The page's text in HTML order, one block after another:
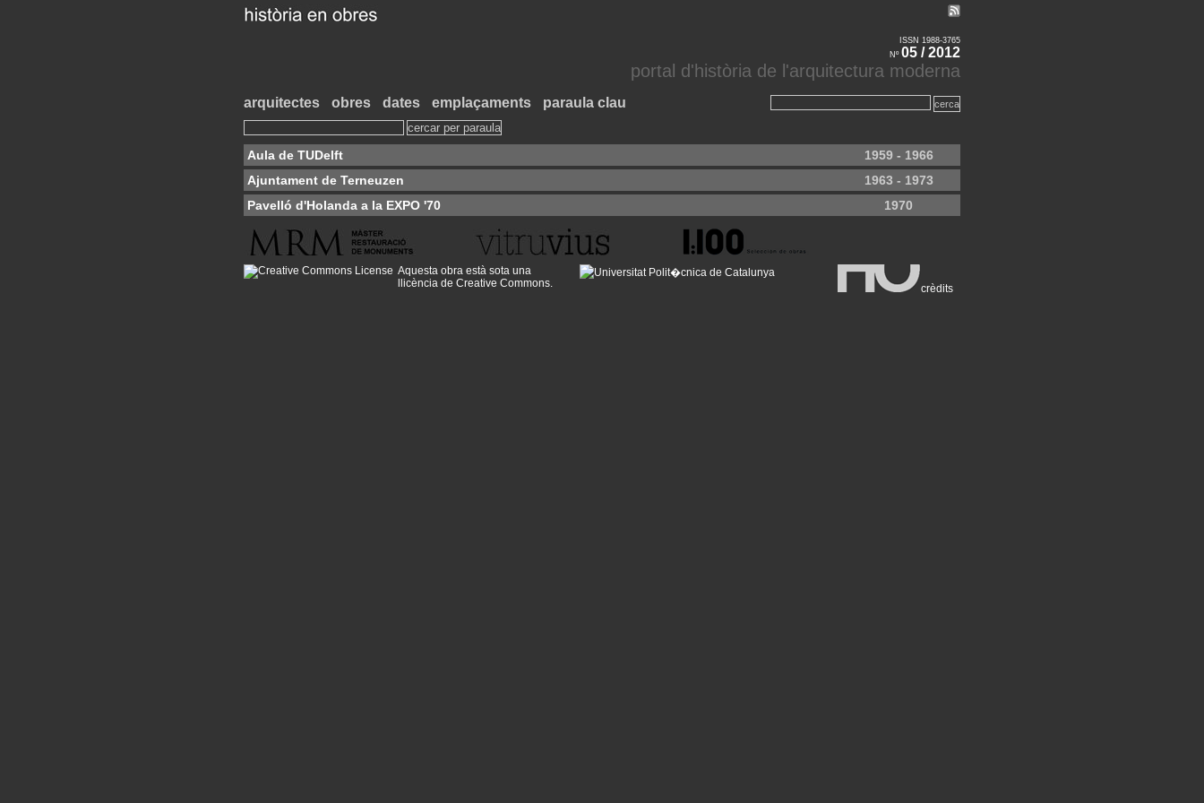
ISSN 1988-3765
Nº 05 / 2012
portal d'història de l'arquitectura moderna
arquitectes obres dates emplaçaments paraula clau
Aula de TUDelft
1959 - 1966
Ajuntament de Terneuzen
1963 - 1973
Pavelló d'Holanda a la EXPO '70
1970
Aquesta obra està sota una
llicència de Creative Commons. crèdits